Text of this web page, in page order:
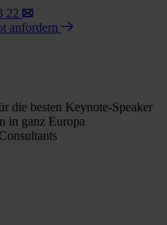
22
anfordern
die besten Keynote-Speaker
in ganz Europa